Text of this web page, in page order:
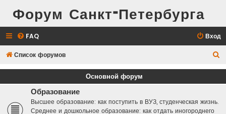
Форум Санкт-Петербурга
FAQ Вход
Список форумов
о
Основной форум
Образование
Высшее образование: как поступить в ВУЗ, студенческая жизнь.
Среднее и дошкольное образование: как отдать иногороднего